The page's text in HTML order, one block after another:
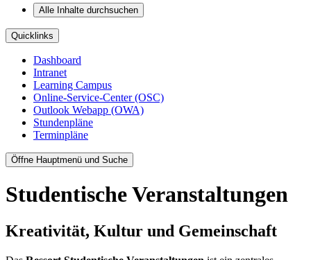
Alle Inhalte durchsuchen
Quicklinks
Dashboard
Intranet
Learning Campus
Online-Service-Center (OSC)
Outlook Webapp (OWA)
Stundenpläne
Terminpläne
Öffne Hauptmenü und Suche
Studentische Veranstaltungen
Kreativität, Kultur und Gemeinschaft